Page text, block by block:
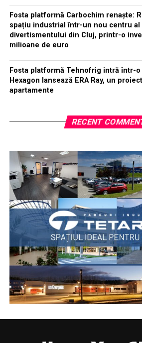
Fosta platformă Carbochim renaște:
spațiu industrial într-un nou centru al
divertismentului din Cluj, printr-o
milioane de euro
Fosta platformă Tehnofrig intră într-o
Hexagon lansează ERA Ray, un
apartamente
RECENT